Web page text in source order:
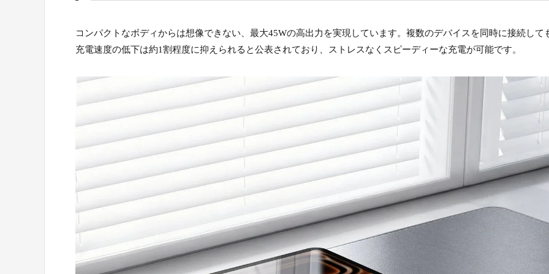
コンパクトなボディからは想像できない、最大45Wの高出力を実現しています。複数のデバイスを同時に接続して
充電速度の低下は約1割程度に抑えられると公表されており、ストレスなくスピーディーな充電が可能です。